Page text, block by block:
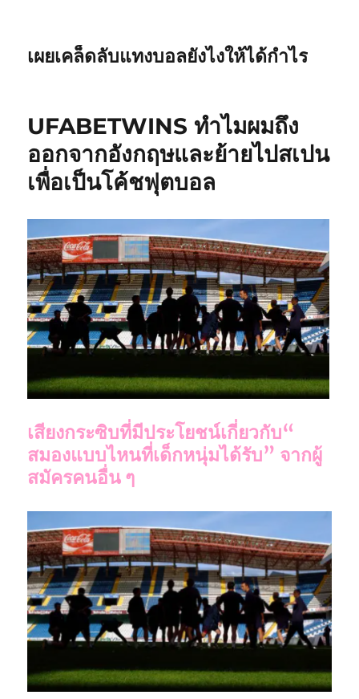
เผยเคล็ดลับแทงบอลยังไงให้ได้กำไร
UFABETWINS ทำไมผมถึง
ออกจากอังกฤษและย้ายไปสเปน
เพื่อเป็นโค้ชฟุตบอล
เสียงกระซิบที่มีประโยชน์เกี่ยวกับ“
สมองแบบไหนที่เด็กหนุ่มได้รับ” จากผู้
สมัครคนอื่น ๆ